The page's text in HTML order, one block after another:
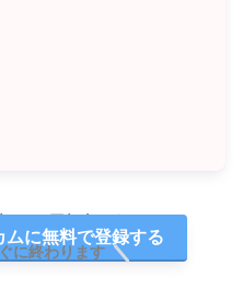
に無料で登録する
に終わります